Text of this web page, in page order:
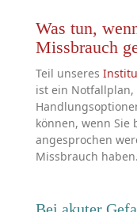
Was tun,
Missbrauch
Teil unseres
ist ein
können, wenn Sie
angesprochen
Missbrauch haben.